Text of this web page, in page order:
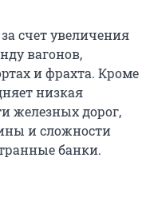
счет увеличения
вагонов,
и фрахта. Кроме
низкая
железных дорог,
и сложности
банки.